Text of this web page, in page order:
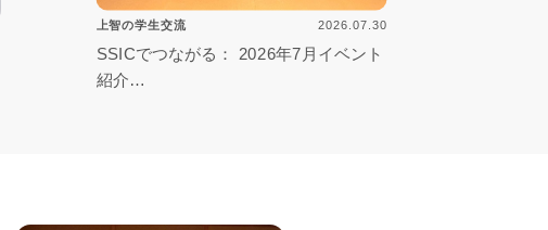
上智の学生交流 2026.07.30
SSICでつながる： 2026年7月イベント
紹介